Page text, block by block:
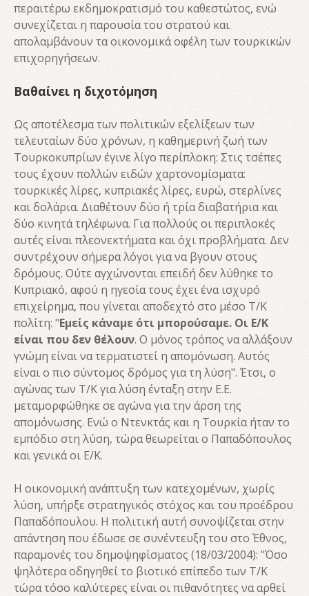
περαιτέρω εκδημοκρατισμό του καθεστώτος, ενώ
συνεχίζεται η παρουσία του στρατού και
απολαμβάνουν τα οικονομικά οφέλη των τουρκικών
επιχορηγήσεων.
Βαθαίνει η διχοτόμηση
Ως αποτέλεσμα των πολιτικών εξελίξεων των
τελευταίων δύο χρόνων, η καθημερινή ζωή των
Τουρκοκυπρίων έγινε λίγο περίπλοκη: Στις τσέπες
τους έχουν πολλών ειδών χαρτονομίσματα:
τουρκικές λίρες, κυπριακές λίρες, ευρώ, στερλίνες
και δολάρια. Διαθέτουν δύο ή τρία διαβατήρια και
δύο κινητά τηλέφωνα. Για πολλούς οι περιπλοκές
αυτές είναι πλεονεκτήματα και όχι προβλήματα. Δεν
συντρέχουν σήμερα λόγοι για να βγουν στους
δρόμους. Ούτε αγχώνονται επειδή δεν λύθηκε το
Κυπριακό, αφού η ηγεσία τους έχει ένα ισχυρό
επιχείρημα, που γίνεται αποδεχτό στο μέσο Τ/Κ
πολίτη: "Εμείς κάναμε ότι μπορούσαμε. Οι Ε/Κ
είναι που δεν θέλουν. Ο μόνος τρόπος να αλλάξουν
γνώμη είναι να τερματιστεί η απομόνωση. Αυτός
είναι ο πιο σύντομος δρόμος για τη λύση". Έτσι, ο
αγώνας των Τ/Κ για λύση ένταξη στην Ε.Ε.
μεταμορφώθηκε σε αγώνα για την άρση της
απομόνωσης. Ενώ ο Ντενκτάς και η Τουρκία ήταν το
εμπόδιο στη λύση, τώρα θεωρείται ο Παπαδόπουλος
και γενικά οι Ε/Κ.
Η οικονομική ανάπτυξη των κατεχομένων, χωρίς
λύση, υπήρξε στρατηγικός στόχος και του προέδρου
Παπαδόπουλου. Η πολιτική αυτή συνοψίζεται στην
απάντηση που έδωσε σε συνέντευξη του στο Έθνος,
παραμονές του δημοψηφίσματος (18/03/2004): "Όσο
ψηλότερα οδηγηθεί το βιοτικό επίπεδο των Τ/Κ
τώρα τόσο καλύτερες είναι οι πιθανότητες να αρθεί